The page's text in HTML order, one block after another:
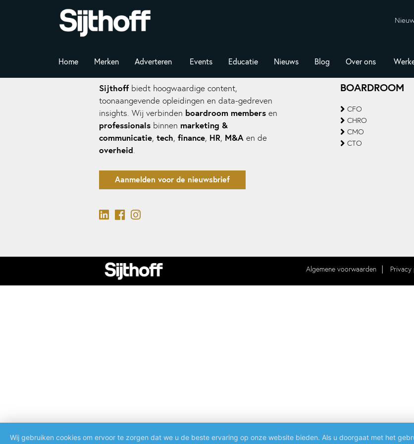
Home Merken Adverteren Events Educatie Nieuws Blog Over ons
Sijthoffbiedt hoogwaardige content,
toonaangevende opleidingen en data-gedreven
insights. Wij verbinden boardroom membersen
professionalsbinnen marketing &
communicatie, tech, finance, HR, M&Aen de
overheid.
Aanmelden voor de nieuwsbrief
BOARDROOM
CFO
CHRO
CMO
CTO
Algemene voorwaarden
Wij gebruiken cookies om ervoor te zorgen dat we u de beste ervaring op onze website bieden. Als u doorgaat met het